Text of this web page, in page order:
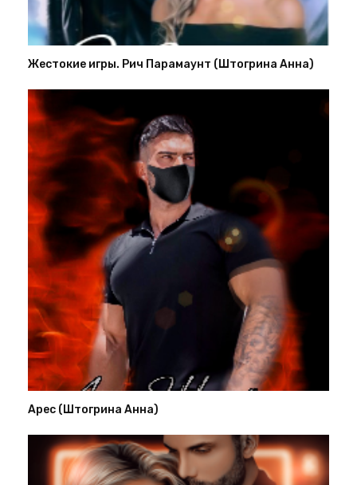
Жестокие игры. Рич Парамаунт (Штогрина Анна)
Арес (Штогрина Анна)